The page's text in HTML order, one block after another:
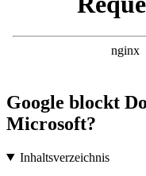
Google blockt
Microsoft?
Inhaltsverzeichnis